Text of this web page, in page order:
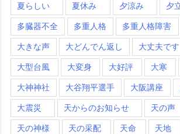
夏らしい 夏休み 夕涼み 夕
多臓器不全 多重人格 多重人格障害
大きな声 大どんでん返し 大丈夫です
大型台風 大変身 大好評 大寒
大神神社 大谷翔平選手 大阪講座
大震災 天からのお知らせ 天の声
天の神様 天の采配 天命 天地